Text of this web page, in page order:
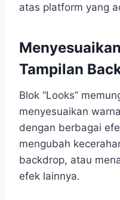
atas platform yang
Tampilan
Blok “Looks”
menyesuaikan
dengan berbagai
mengubah
backdrop, atau
efek lainnya.